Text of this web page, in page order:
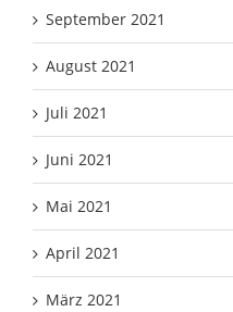
September 2021
August 2021
Juli 2021
Juni 2021
Mai 2021
April 2021
März 2021